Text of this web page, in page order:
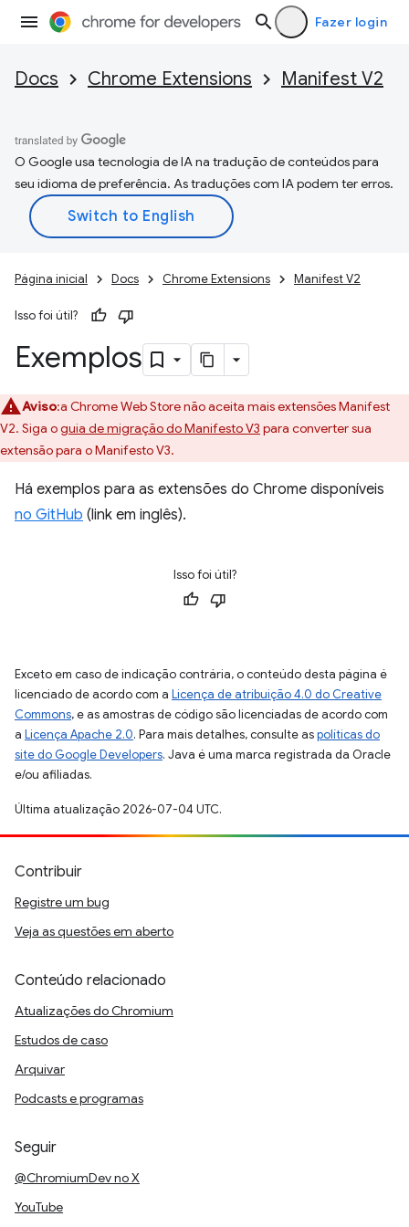
Fazer login
Docs Chrome Extensions Manifest V2
O Google usa tecnologia de IA na tradução de conteúdos para
seu idioma de preferência. As traduções com IA podem ter erros.
Página inicial Docs Chrome Extensions Manifest V2
Isso foi útil?
Exemplos
Aviso:a Chrome Web Store não aceita mais extensões Manifest
V2. Siga oguia de migração do Manifesto V3 para converter sua
extensão para o Manifesto V3.
Há exemplos para as extensões do Chrome disponíveis
no GitHub (link em inglês).
Isso foi útil?
Exceto em caso de indicação contrária, o conteúdo desta página é
licenciado de acordo com a Licença de atribuição 4.0 do Creative
Commons, e as amostras de código são licenciadas de acordo com
a Licença Apache 2.0. Para mais detalhes, consulte aspolíticas do
site do Google Developers. Java é uma marca registrada da Oracle
e/ou afiliadas.
Última atualização 2026-07-04 UTC.
Contribuir
Registre um bug
Veja as questões em aberto
Conteúdo relacionado
Atualizações do Chromium
Estudos de caso
Arquivar
Podcasts e programas
Seguir
@ChromiumDev no X
YouTube